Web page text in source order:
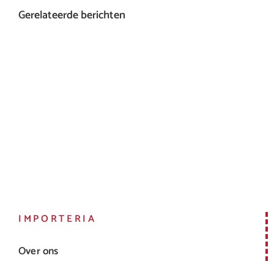
Gerelateerde berichten
IMPORTERIA
Over ons